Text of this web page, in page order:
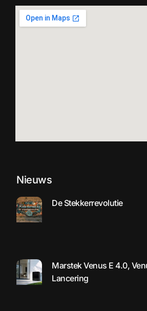
Nieuws
De Stekkerrevolutie
Marstek Venus E 4.0,
Lancering